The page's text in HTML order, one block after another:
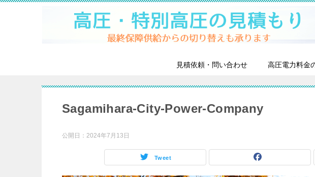
見積依頼・問い合わせ 高圧電力料金
Sagamihara-City-Power-Company
公開日： 2024年7月13日
Tweet